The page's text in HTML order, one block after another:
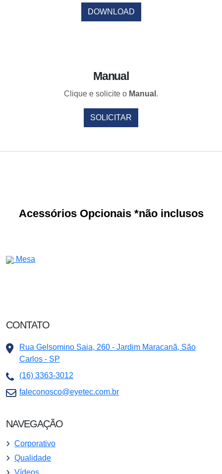
DOWNLOAD
Manual
Clique e solicite o Manual .
SOLICITAR
Acessórios Opcionais *não inclusos
Mesa
CONTATO
Rua Gelsomino Saia, 260 - Jardim Maracanã, São
Carlos - SP
(16) 3363-3012
faleconosco@eyetec.com.br
NAVEGAÇÃO
Corporativo
Qualidade
Vídeos